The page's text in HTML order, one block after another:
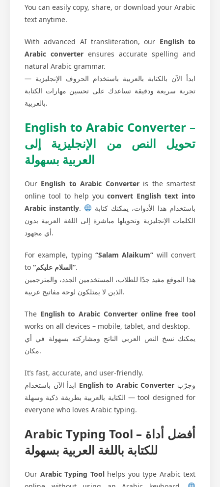
You can easily copy, share, or download your Arabic
text anytime.
With advanced AI transliteration, our English to
Arabic converter ensures accurate spelling and
natural Arabic grammar.
ابدأ الآن بالكتابة بالعربية باستخدام الحروف الإنجليزية —
تجربة سريعة ودقيقة تساعدك على تحسين مهارات الكتابة
بالعربية.
English to Arabic Converter –
تحويل النص من الإنجليزية إلى
العربية بسهولة
Our English to Arabic Converteris the smartest
online tool to help youconvert English text into
Arabic instantly.
الكلمات الإنجليزية وتحويلها مباشرة إلى اللغة العربية بدون
أي مجهود.
For example, typing “Salam Alaikum” will convert
to
“السلام عليكم”.
هذا الموقع مفيد جدًا للطلاب، المستخدمين الجدد، والمترجمين
الذين لا يمتلكون لوحة مفاتيح عربية.
The English to Arabic Converter online free tool
works on all devices – mobile, tablet, and desktop.
يمكنك نسخ النص العربي الناتج ومشاركته بسهولة في أي
مكان.
It’s fast, accurate, and user-friendly.
English to Arabic Converter
الكتابة بالعربية بطريقة ذكية وسهلة — tool designed for
everyone who loves Arabic typing.
Arabic Typing Tool – أفضل أداة
للكتابة باللغة العربية بسهولة
Our Arabic Typing Toolhelps you type Arabic text